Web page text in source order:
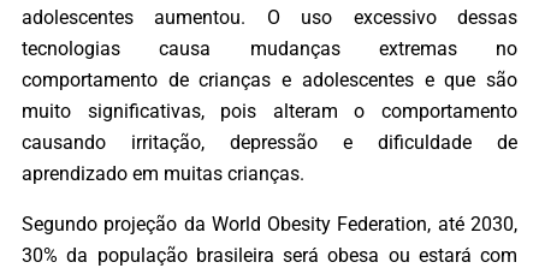
adolescentes aumentou. O uso excessivo dessas
tecnologias causa mudanças extremas no
comportamento de crianças e adolescentes e que são
muito significativas, pois alteram o comportamento
causando irritação, depressão e dificuldade de
aprendizado em muitas crianças.
Segundo projeção da World Obesity Federation, até 2030,
30% da população brasileira será obesa ou estará com